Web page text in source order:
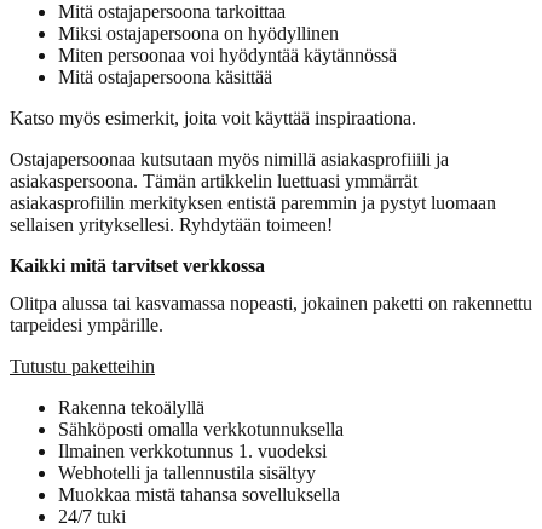
Mitä ostajapersoona tarkoittaa
Miksi ostajapersoona on hyödyllinen
Miten persoonaa voi hyödyntää käytännössä
Mitä ostajapersoona käsittää
Katso myös esimerkit, joita voit käyttää inspiraationa.
Ostajapersoonaa kutsutaan myös nimillä asiakasprofiiili ja
asiakaspersoona. Tämän artikkelin luettuasi ymmärrät
asiakasprofiilin merkityksen entistä paremmin ja pystyt luomaan
sellaisen yrityksellesi. Ryhdytään toimeen!
Kaikki mitä tarvitset verkkossa
Olitpa alussa tai kasvamassa nopeasti, jokainen paketti on rakennettu
tarpeidesi ympärille.
Tutustu paketteihin
Rakenna tekoälyllä
Sähköposti omalla verkkotunnuksella
Ilmainen verkkotunnus 1. vuodeksi
Webhotelli ja tallennustila sisältyy
Muokkaa mistä tahansa sovelluksella
24/7 tuki